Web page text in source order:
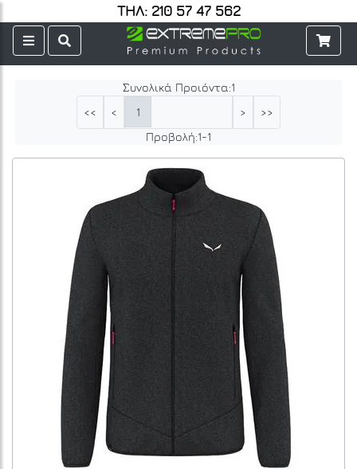
ΤΗΛ: 210 57 47 562
Συνολικά Προιόντα:1
<<
< 1 >
>>
Προβολή:1-1